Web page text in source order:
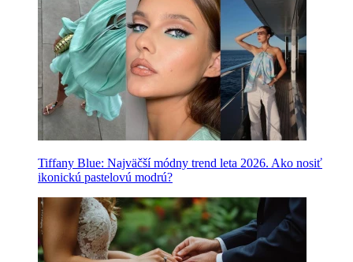
Tiffany Blue: Najväčší módny trend leta 2026. Ako nosiť
ikonickú pastelovú modrú?